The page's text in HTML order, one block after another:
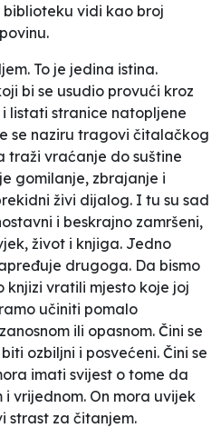
biblioteku vidi kao broj
To je jedina istina.
bi se usudio provući kroz
listati stranice natopljene
se naziru tragovi čitalačkog
traži vraćanje do suštine
gomilanje, zbrajanje i
živi dijalog. I tu su sad
i beskrajno zamršeni,
život i knjiga. Jedno
drugoga. Da bismo
knjizi vratili mjesto koje joj
učiniti pomalo
ili opasnom. Čini se
ozbiljni i posvećeni. Čini se
imati svijest o tome da
vrijednom. On mora uvijek
strast za čitanjem.